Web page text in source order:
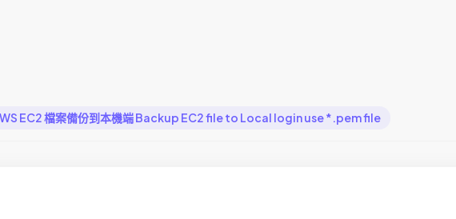
EC2 檔案備份到本機端 Backup EC2 file to Local login use *.pem file